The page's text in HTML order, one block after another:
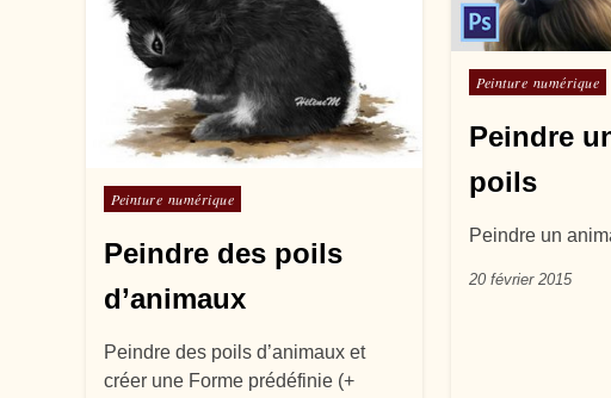
Posté dans
Peinture numérique
Peindre des poils
d’animaux
Peindre des poils d’animaux et
créer une Forme prédéfinie (+
Posté dans
Peinture numérique
Peindre
poils
Peindre un
20 février 2015